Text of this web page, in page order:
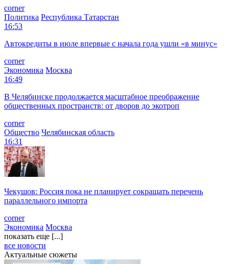
corner
Политика Республика Татарстан
16:53
Автокредиты в июле впервые с начала года ушли «в минус»
corner
Экономика Москва
16:49
В Челябинске продолжается масштабное преображение
общественных пространств: от дворов до экотроп
corner
Общество Челябинская область
16:31
Чекушов: Россия пока не планирует сокращать перечень
параллельного импорта
corner
Экономика Москва
показать еще [...]
все новости
Актуальные сюжеты